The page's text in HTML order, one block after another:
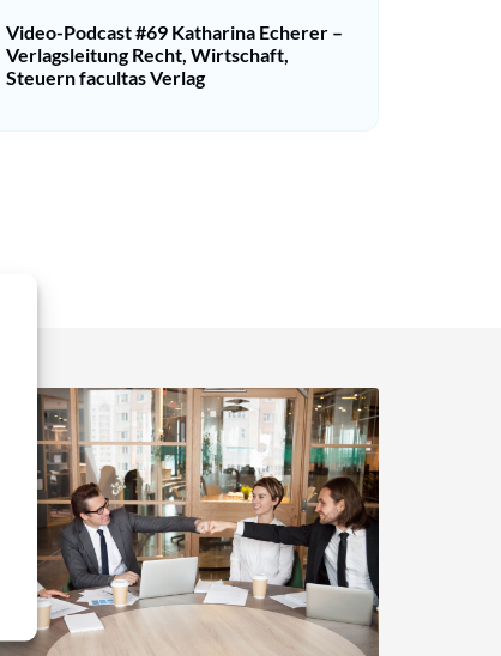
Video-Podcast #69 Katharina Echerer –
Verlagsleitung Recht, Wirtschaft,
Steuern facultas Verlag